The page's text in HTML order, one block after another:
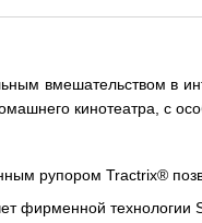
вмешательством в
кинотеатра, с
рупором Tractrix®
фирменной технологии